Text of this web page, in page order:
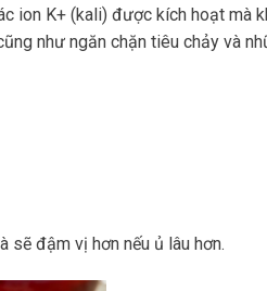
ion K+ (kali) được kích hoạt mà
như ngăn chặn tiêu chảy và
sẽ đậm vị hơn nếu ủ lâu hơn.